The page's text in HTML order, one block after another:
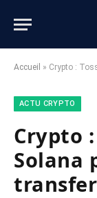
Accueil » Crypto : Toss
ACTU CRYPTO
Crypto
Solana